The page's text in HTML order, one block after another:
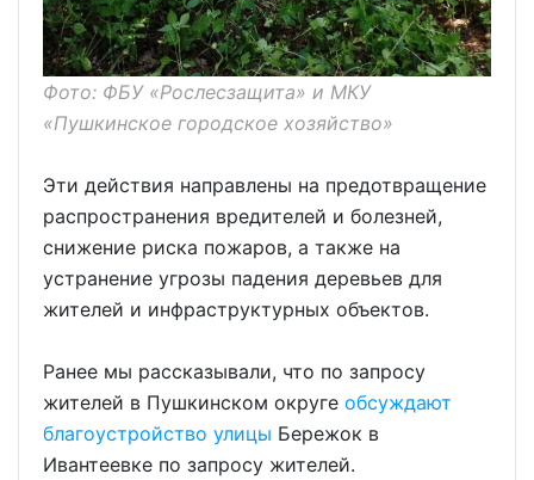
Фото: ФБУ «Рослесзащита» и МКУ
«Пушкинское городское хозяйство»
Эти действия направлены на предотвращение
распространения вредителей и болезней,
снижение риска пожаров, а также на
устранение угрозы падения деревьев для
жителей и инфраструктурных объектов.
Ранее мы рассказывали, что по запросу
жителей в Пушкинском округе обсуждают
благоустройство улицы Бережок в
Ивантеевке по запросу жителей.